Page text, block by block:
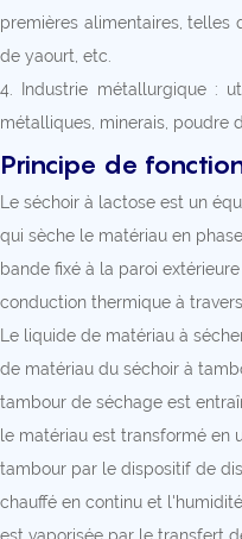
premières alimentaires, telles
de yaourt, etc.
4. Industrie métallurgique :
métalliques, minerais, poudre
Principe de
Le séchoir à lactose est un
qui sèche le matériau en
bande fixé à la paroi
conduction thermique à
Le liquide de matériau à
de matériau du séchoir à
tambour de séchage est
le matériau est transformé en
tambour par le dispositif de
chauffé en continu et